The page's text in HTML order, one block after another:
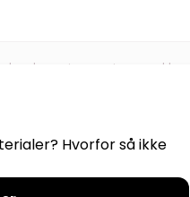
kan laves igen og igen, ved
til A3, lamineret dem og
som de har fundet sjov